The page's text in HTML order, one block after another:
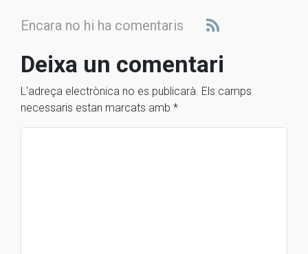
Encara no hi ha comentaris
Deixa un comentari
L'adreça electrònica no es publicarà. Els camps
necessaris estan marcats amb *